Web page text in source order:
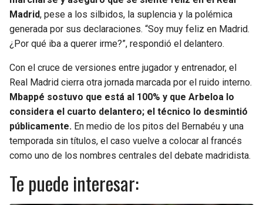
Madrid, pese a los silbidos, la suplencia y la polémica
generada por sus declaraciones. “Soy muy feliz en Madrid.
¿Por qué iba a querer irme?”, respondió el delantero.
Con el cruce de versiones entre jugador y entrenador, el
Real Madrid cierra otra jornada marcada por el ruido interno.
Mbappé sostuvo que está al 100% y que Arbeloa lo
considera el cuarto delantero; el técnico lo desmintió
públicamente. En medio de los pitos del Bernabéu y una
temporada sin títulos, el caso vuelve a colocar al francés
como uno de los nombres centrales del debate madridista.
Te puede interesar: